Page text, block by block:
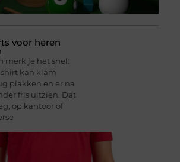
voor heren
merk je het snel:
kan klam
plakken en er na
fris uitzien. Dat
op kantoor of